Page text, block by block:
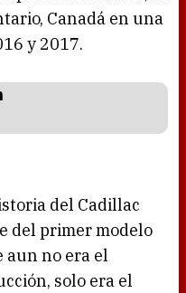
Canadá en una
y 2017.
del Cadillac
del primer modelo
aun no era el
solo era el